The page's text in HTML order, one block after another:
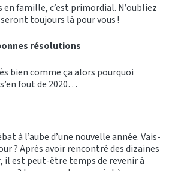
en famille, c’est primordial. N’oubliez
toujours là pour vous !
résolutions
bien comme ça alors pourquoi
fout de 2020…
à l’aube d’une nouvelle année. Vais-
? Après avoir rencontré des dizaines
il est peut-être temps de revenir à